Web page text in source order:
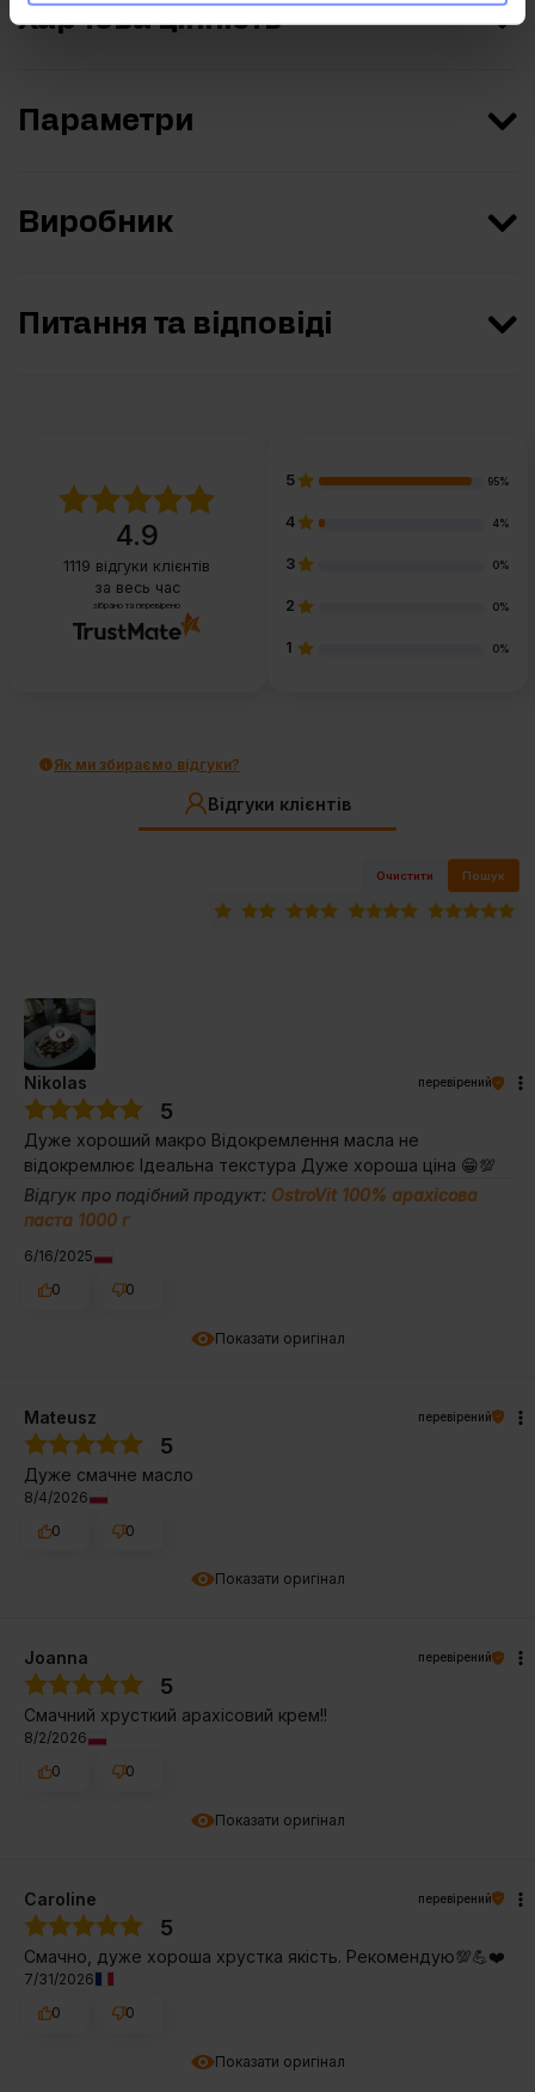
Харчова цінність
Параметри
Виробник
Питання та відповіді
4.9
1119 відгуки клієнтів
за весь час
зібрано та перевірено
5 95%
4 4%
3 0%
2 0%
1 0%
Як ми збираємо відгуки?
Відгуки клієнтів
Очистити Пошук
Показати оригінал
Nikolas перевірений
5
Дуже хороший макро Відокремлення масла не
відокремлює Ідеальна текстура Дуже хороша ціна 😁💯
Відгук про подібний продукт: OstroVit 100% арахісова
паста 1000 г
6/16/2025
0
0
Показати оригінал
Mateusz перевірений
5
Дуже смачне масло
8/4/2026
0
0
Показати оригінал
Joanna перевірений
5
Смачний хрусткий арахісовий крем!!
8/2/2026
0
0
Показати оригінал
Caroline перевірений
5
Смачно, дуже хороша хрустка якість. Рекомендую💯💪❤️
7/31/2026
0
0